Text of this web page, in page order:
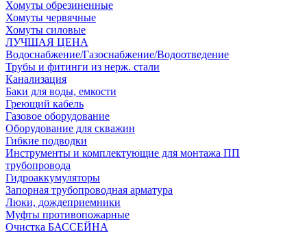
Хомуты обрезиненные
Хомуты червячные
Хомуты силовые
ЛУЧШАЯ ЦЕНА
Водоснабжение/Газоснабжение/Водоотведение
Трубы и фитинги из нерж. стали
Канализация
Баки для воды, емкости
Греющий кабель
Газовое оборудование
Оборудование для скважин
Гибкие подводки
Инструменты и комплектующие для монтажа ПП
трубопровода
Гидроаккумуляторы
Запорная трубопроводная арматура
Люки, дождеприемники
Муфты противопожарные
Очистка БАССЕЙНА